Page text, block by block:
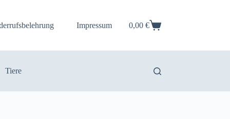
Impressum Warenkorb
0,00 €
Tiere